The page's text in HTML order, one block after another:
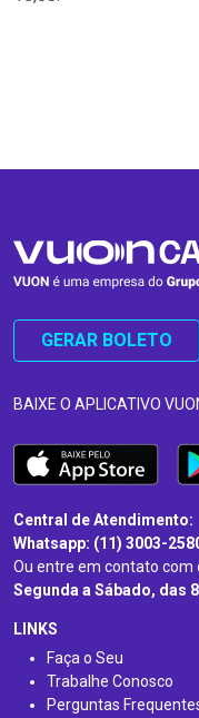
GERAR BOLETO
BAIXE O APLICATIVO
Central de Atendimento:
Whatsapp: (11) 3003-
Ou entre em contato com
Segunda a Sábado, das
LINKS
Faça o Seu
Trabalhe Conosco
Perguntas